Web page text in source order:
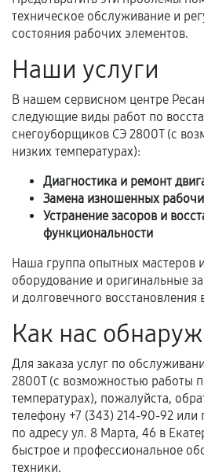
механические
перегрев, коррозия.
третьих лиц.
Естественный износ
предусмотрено отдельно.
Обращение после
Программные сбои, если это
отдельных условиях.
Если комплектующие
самостоятельно
Гарантия на выполненные
сохраняться полностью или
соблюдены следующие
Предоставленные детали
техническим параметрам
дефектов.
Установка была
центром.
техническое обслуживание и
состояния рабочих элементов.
Наши услуги
В нашем сервисном центре
следующие виды работ по
снегоуборщиков СЭ 2800Т (с
низких температурах):
Диагностика и ремонт
Замена изношенных
Устранение засоров и
функциональности
Наша группа опытных мастеров
оборудование и оригинальные
и долговечного восстановления
Как нас
Для заказа услуг по
2800Т (с возможностью работы
температурах), пожалуйста,
телефону +7 (343) 214-90-92
по адресу ул. 8 Марта, 46 в
быстрое и профессиональное
техники.